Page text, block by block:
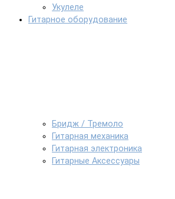
Укулеле
Гитарное оборудование
Бридж / Тремоло
Гитарная механика
Гитарная электроника
Гитарные Аксессуары